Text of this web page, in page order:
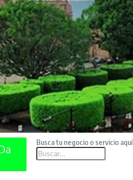
Busca tu negocio o servicio aquí